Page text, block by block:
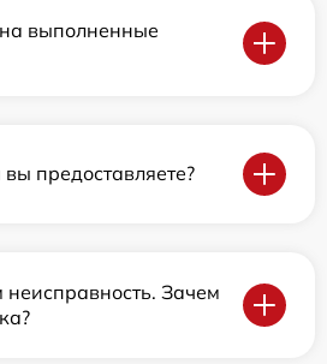
на выполненные
предоставляете?
Зачем